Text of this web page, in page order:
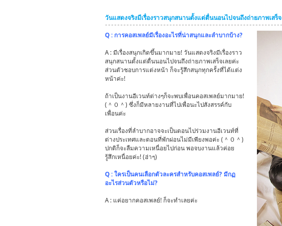
วันแสดงจริงมีเรื่องราวสนุกสนานตั้งแต่ตื่นนอนไปจนถึงถ่ายภาพเสร็จ
Q : การคอสเพลย์มีเรื่องอะไรที่น่าสนุกและลำบากบ้าง?
A : มีเรื่องสนุกเกิดขึ้นมากมาย! วันแสดงจริงมีเรื่องราว
สนุกสนานตั้งแต่ตื่นนอนไปจนถึงถ่ายภาพเสร็จเลยค่ะ
ส่วนตัวชอบการแต่งหน้า ก็จะรู้สึกสนุกทุกครั้งที่ได้แต่ง
หน้าค่ะ!
ถ้าเป็นงานอีเวนท์ต่างๆก็จะพบเพื่อนคอสเพลย์มากมาย!
(＾０＾) ซึ่งก็มีหลายงานที่ไปเพื่อนะไปสังสรรค์กับ
เพื่อนค่ะ
ส่วนเรื่องที่ลำบากอาจจะเป็นตอนไปร่วมงานอีเวนท์ที่
ต่างประเทศและตอนที่พักผ่อนไม่มีเพียงพอค่ะ (＾０＾)
ปกติก็จะลืมความเหนื่อยไปก่อน พอจบงานแล้วค่อย
รู้สึกเหนื่อยค่ะ! (ฮ่าๆ)
Q : ใครเป็นคนเลือกตัวละครสำหรับคอสเพลย์? มีกฏ
อะไรส่วนตัวหรือไม่?
A : แค่อยากคอสเพลย์! ก็จะทำเลยค่ะ